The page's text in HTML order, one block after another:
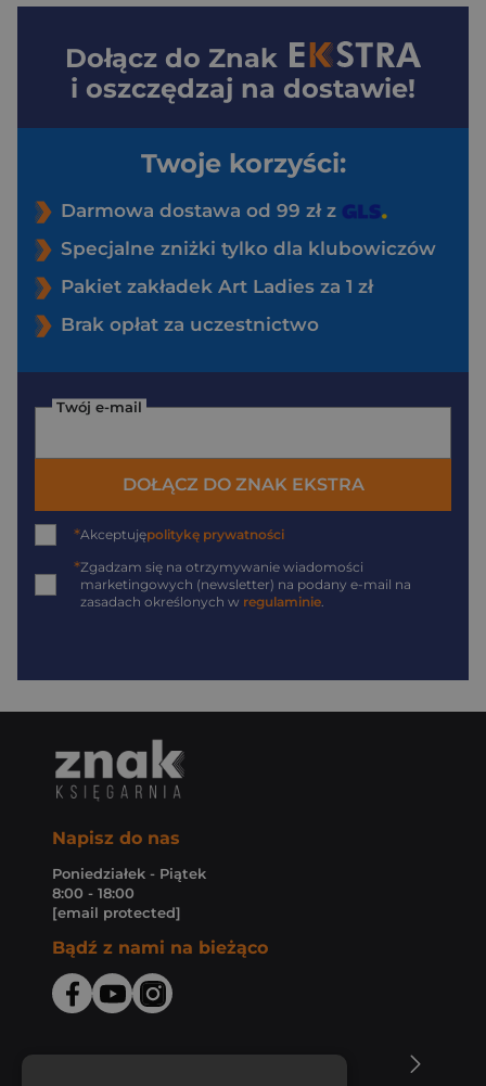
Dołącz do Znak
i oszczędzaj na dostawie!
Twoje korzyści:
Darmowa dostawa od 99 zł z
Specjalne zniżki tylko dla klubowiczów
Pakiet zakładek Art Ladies za 1 zł
Brak opłat za uczestnictwo
Twój e-mail
DOŁĄCZ DO ZNAK EKSTRA
*Akceptujępolitykę prywatności
*Zgadzam się na otrzymywanie wiadomości
marketingowych (newsletter) na podany e-mail na
zasadach określonych w regulaminie.
Napisz do nas
Poniedziałek - Piątek
8:00 - 18:00
[email protected]
Bądź z nami na bieżąco